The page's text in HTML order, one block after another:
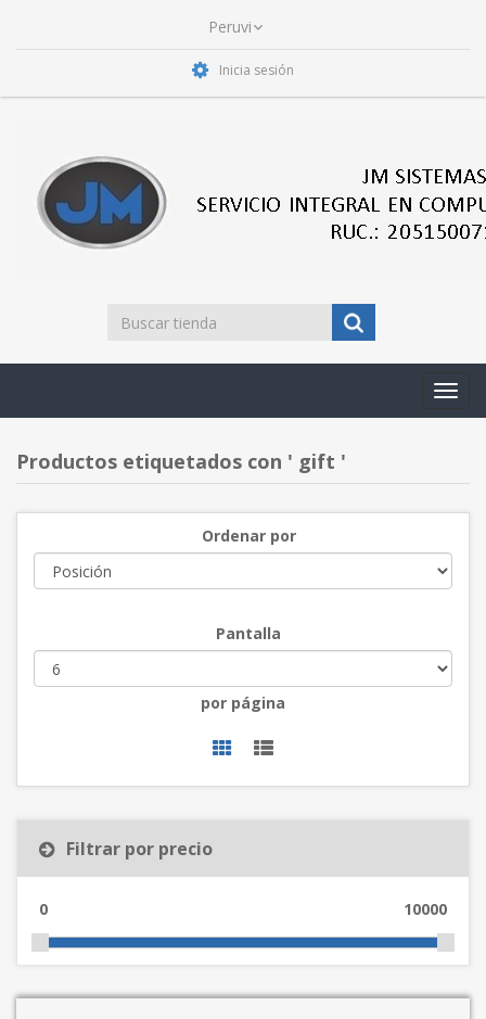
Inicia sesión
Productos etiquetados con ' gift '
Ordenar por
Pantalla
por página
Filtrar por precio
0 10000